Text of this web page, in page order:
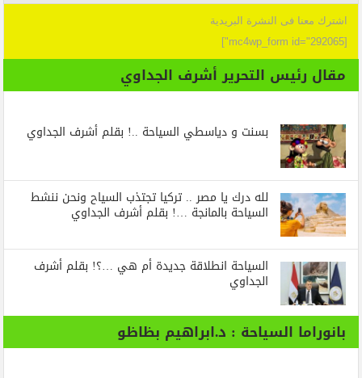
اشترك معنا فى النشرة البريدية
[mc4wp_form id="292065"]
مقال رئيس التحرير أشرف الجداوي
بسنت و دياسطي السياحة ..! بقلم أشرف الجداوي
لله درك يا مصر .. تركيا تجتذب السياح ونحن ننشط
السياحة بالمانجة …! بقلم أشرف الجداوي
السياحة انطلاقة جديدة أم هي …؟! بقلم أشرف
الجداوي
بانوراما السياحة : د.ابراهيم بظاظو